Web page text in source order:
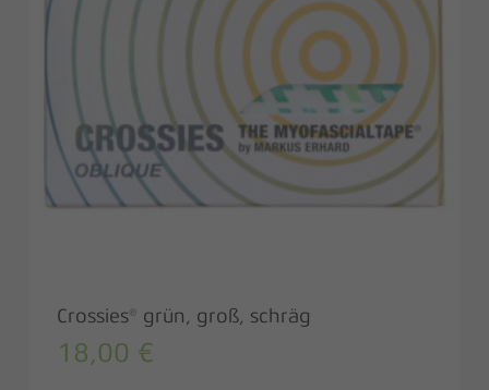
Crossies® grün, groß, schräg
18,00 €